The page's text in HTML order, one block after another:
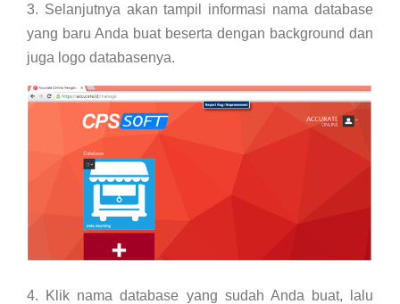
3. Selanjutnya akan tampil informasi nama database
yang baru Anda buat beserta dengan background dan
juga logo databasenya.
4. Klik nama database yang sudah Anda buat, lalu